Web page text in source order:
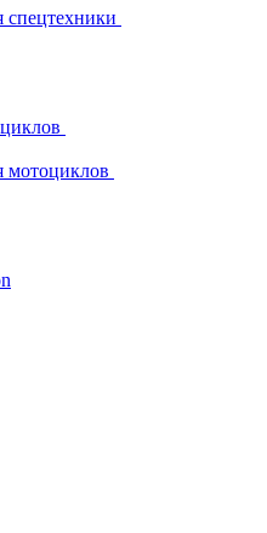
спецтехники
мотоциклов